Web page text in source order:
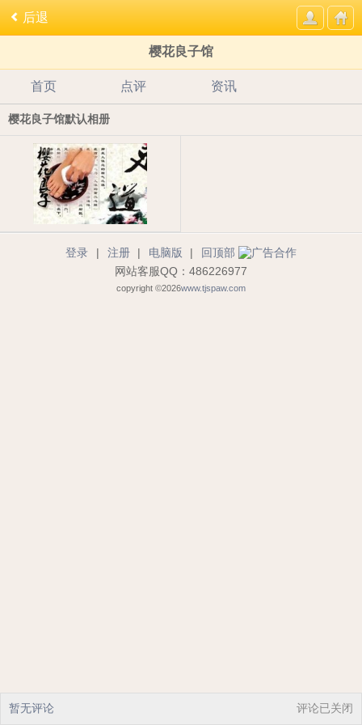
后退
樱花良子馆
首页 点评 资讯
樱花良子馆默认相册
评论已关闭
暂无评论
登录 | 注册 | 电脑版 |
回顶部
网站客服QQ：486226977
copyright ©2026www.tjspaw.com